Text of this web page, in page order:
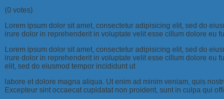
(0 votes)
Lorem ipsum dolor sit amet, consectetur adipisicing elit, sed do
irure dolor in reprehenderit in voluptate velit esse cillum dolore eu
Lorem ipsum dolor sit amet, consectetur adipisicing elit, sed do
irure dolor in reprehenderit in voluptate velit esse cillum dolore eu
elit, sed do eiusmod tempor incididunt ut
labore et dolore magna aliqua. Ut enim ad minim veniam, quis
Excepteur sint occaecat cupidatat non proident, sunt in culpa qui